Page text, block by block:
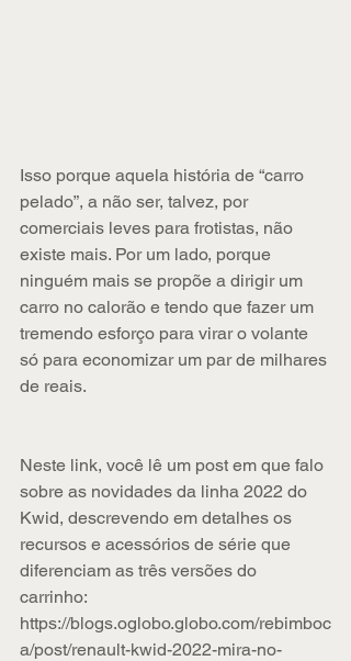
Isso porque aquela história de “carro
pelado”, a não ser, talvez, por
comerciais leves para frotistas, não
existe mais. Por um lado, porque
ninguém mais se propõe a dirigir um
carro no calorão e tendo que fazer um
tremendo esforço para virar o volante
só para economizar um par de milhares
de reais.
Neste link, você lê um post em que falo
sobre as novidades da linha 2022 do
Kwid, descrevendo em detalhes os
recursos e acessórios de série que
diferenciam as três versões do
carrinho:
https://blogs.oglobo.globo.com/rebimboc
a/post/renault-kwid-2022-mira-no-